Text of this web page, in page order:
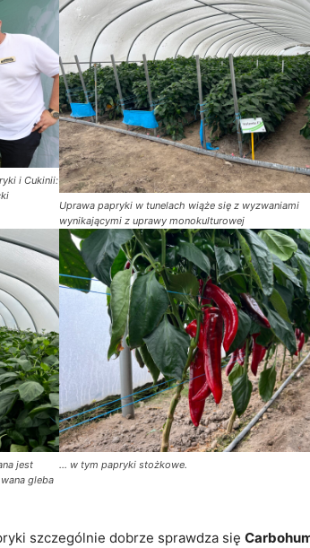
i Cukinii:
Uprawa papryki w tunelach wiąże się z wyzwaniami
wynikającymi z uprawy monokulturowej
jest
gleba
… w tym papryki stożkowe.
szczególnie dobrze sprawdza się